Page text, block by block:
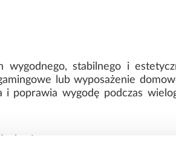
wygodnego, stabilnego i
lub wyposażenie
poprawia wygodę podczas